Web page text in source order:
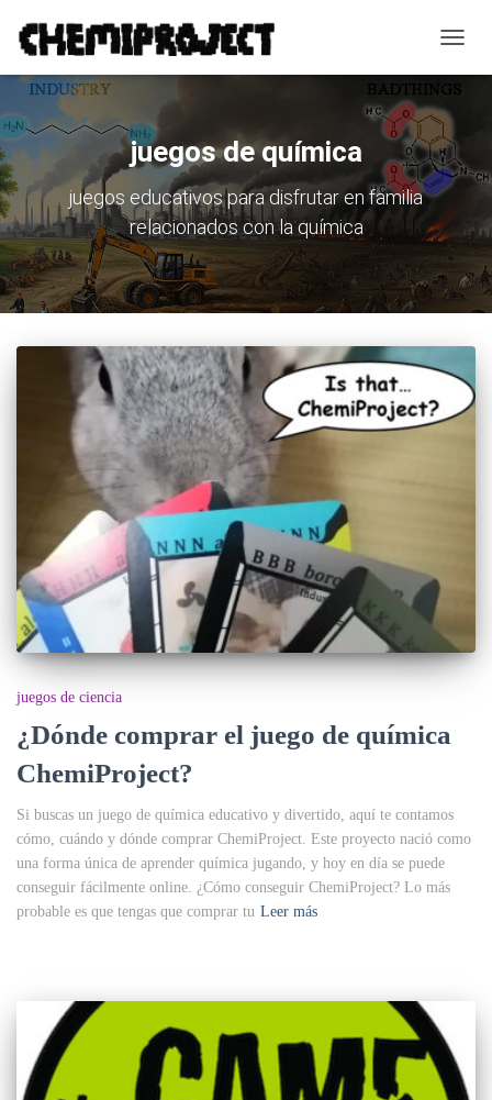
MODO
DE
juegos de química
juegos educativos para disfrutar en familia
relacionados con la química
juegos de ciencia
¿Dónde comprar el juego de química
ChemiProject?
Si buscas un juego de química educativo y divertido, aquí te contamos
cómo, cuándo y dónde comprar ChemiProject. Este proyecto nació como
una forma única de aprender química jugando, y hoy en día se puede
conseguir fácilmente online. ¿Cómo conseguir ChemiProject? Lo más
probable es que tengas que comprar tu Leer más